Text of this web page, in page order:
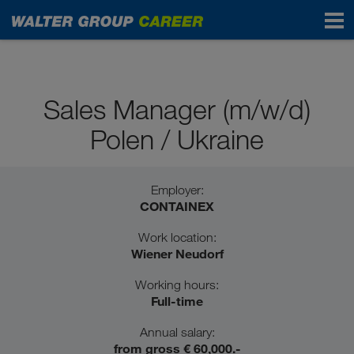
Professionals
Sales Manager (m/w/d)
Polen / Ukraine
Employer:
CONTAINEX
Work location:
Wiener Neudorf
Working hours:
Full-time
Annual salary:
from gross € 60,000.-